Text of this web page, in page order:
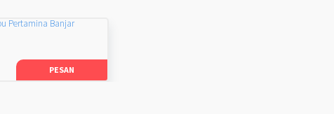
Pertamina Banjar
PESAN